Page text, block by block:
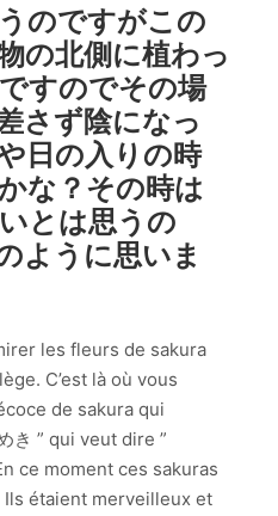
のですがこの
の北側に植わっ
すのでその場
さず陰になっ
日の入りの時
な？その時は
とは思うの
ように思いま
les fleurs de sakura
C’est là où vous
de sakura qui
き ” qui veut dire ”
ce moment ces sakuras
étaient merveilleux et